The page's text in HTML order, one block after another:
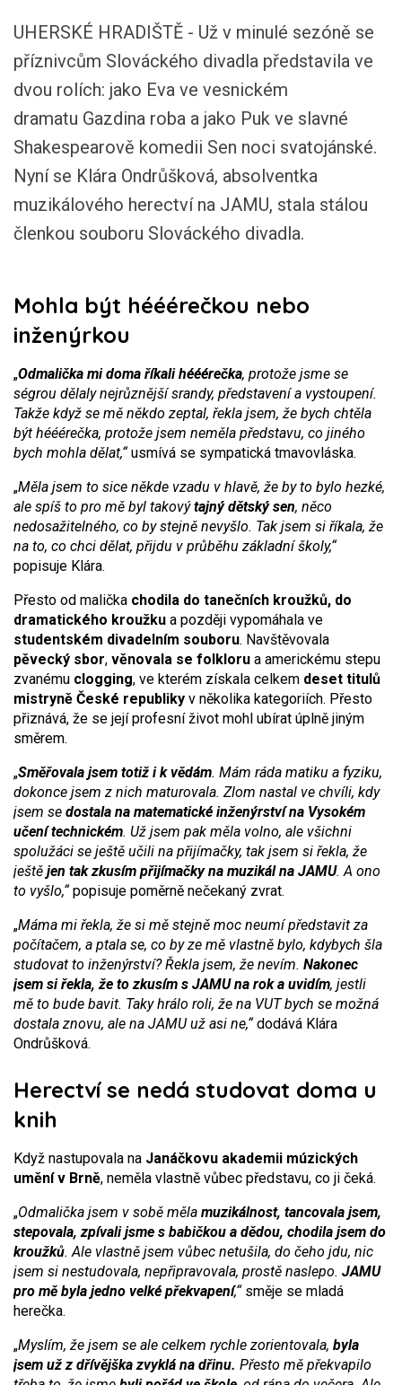
UHERSKÉ HRADIŠTĚ - Už v minulé sezóně se
příznivcům Slováckého divadla představila ve
dvou rolích: jako Eva ve vesnickém
dramatu Gazdina roba a jako Puk ve slavné
Shakespearově komedii Sen noci svatojánské.
Nyní se Klára Ondrůšková, absolventka
muzikálového herectví na JAMU, stala stálou
členkou souboru Slováckého divadla.
Mohla být hééérečkou nebo
inženýrkou
„Odmalička mi doma říkali hééérečka, protože jsme se
ségrou dělaly nejrůznější srandy, představení a vystoupení.
Takže když se mě někdo zeptal, řekla jsem, že bych chtěla
být hééérečka, protože jsem neměla představu, co jiného
bych mohla dělat,“usmívá se sympatická tmavovláska.
„Měla jsem to sice někde vzadu v hlavě, že by to bylo hezké,
ale spíš to pro mě byl takovýtajný dětský sen, něco
nedosažitelného, co by stejně nevyšlo. Tak jsem si říkala, že
na to, co chci dělat, přijdu v průběhu základní školy,“
popisuje Klára.
Přesto od malička chodila do tanečních kroužků, do
dramatického kroužku a později vypomáhala ve
studentském divadelním souboru. Navštěvovala
pěvecký sbor, věnovala se folkloru a americkému stepu
zvanému clogging, ve kterém získala celkem deset titulů
mistryně České republiky v několika kategoriích. Přesto
přiznává, že se její profesní život mohl ubírat úplně jiným
směrem.
„Směřovala jsem totiž i k vědám. Mám ráda matiku a fyziku,
dokonce jsem z nich maturovala. Zlom nastal ve chvíli, kdy
jsem se dostala na matematické inženýrství na Vysokém
učení technickém. Už jsem pak měla volno, ale všichni
spolužáci se ještě učili na přijímačky, tak jsem si řekla, že
ještě jen tak zkusím přijímačky na muzikál na JAMU. A ono
to vyšlo,“popisuje poměrně nečekaný zvrat.
„Máma mi řekla, že si mě stejně moc neumí představit za
počítačem, a ptala se, co by ze mě vlastně bylo, kdybych šla
studovat to inženýrství? Řekla jsem, že nevím. Nakonec
jsem si řekla, že to zkusím s JAMU na rok a uvidím, jestli
mě to bude bavit. Taky hrálo roli, že na VUT bych se možná
dostala znovu, ale na JAMU už asi ne,“dodává Klára
Ondrůšková.
Herectví se nedá studovat doma u
knih
Když nastupovala na Janáčkovu akademii múzických
umění v Brně, neměla vlastně vůbec představu, co ji čeká.
„Odmalička jsem v sobě měla muzikálnost, tancovala jsem,
stepovala, zpívali jsme s babičkou a dědou, chodila jsem do
kroužků. Ale vlastně jsem vůbec netušila, do čeho jdu, nic
jsem si nestudovala, nepřipravovala, prostě naslepo. JAMU
pro mě byla jedno velké překvapení,“směje se mladá
herečka.
„Myslím, že jsem se ale celkem rychle zorientovala, byla
jsem už z dřívějška zvyklá na dřinu. Přesto mě překvapilo